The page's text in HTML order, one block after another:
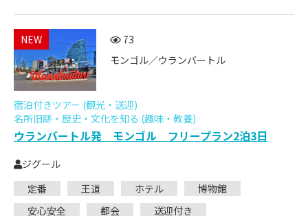
NEW
73
モンゴル／ウランバートル
宿泊付きツアー (観光・送迎)
名所旧跡・歴史・文化を知る (趣味・教養)
ウランバートル発 モンゴル フリープラン2泊3日
ジグール
定番
王道 ホテル
博物館
安心安全
都会
送迎付き